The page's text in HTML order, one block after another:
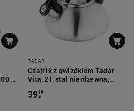
W,
TADAR
Czajnik z gwizdkiem Tadar
Vita, 2 l, stal nierdzewna,
3999
zł